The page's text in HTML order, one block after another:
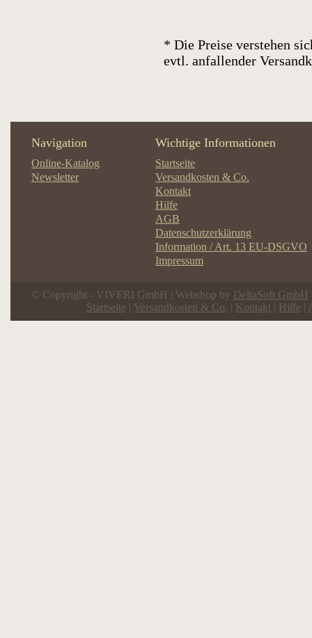
* Die Preise verstehen
evtl. anfallender
Navigation
Online-Katalog
Newsletter
Wichtige Informationen
Startseite
Versandkosten & Co.
Kontakt
Hilfe
AGB
Datenschutzerklärung
Information / Art. 13 EU-DSGVO
Impressum
© Copyright - VIVERI GmbH | Webshop by DeltaSoft GmbH
Startseite | Versandkosten & Co. | Kontakt | Hilfe |